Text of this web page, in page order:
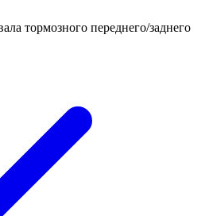
тормозного переднего/заднего